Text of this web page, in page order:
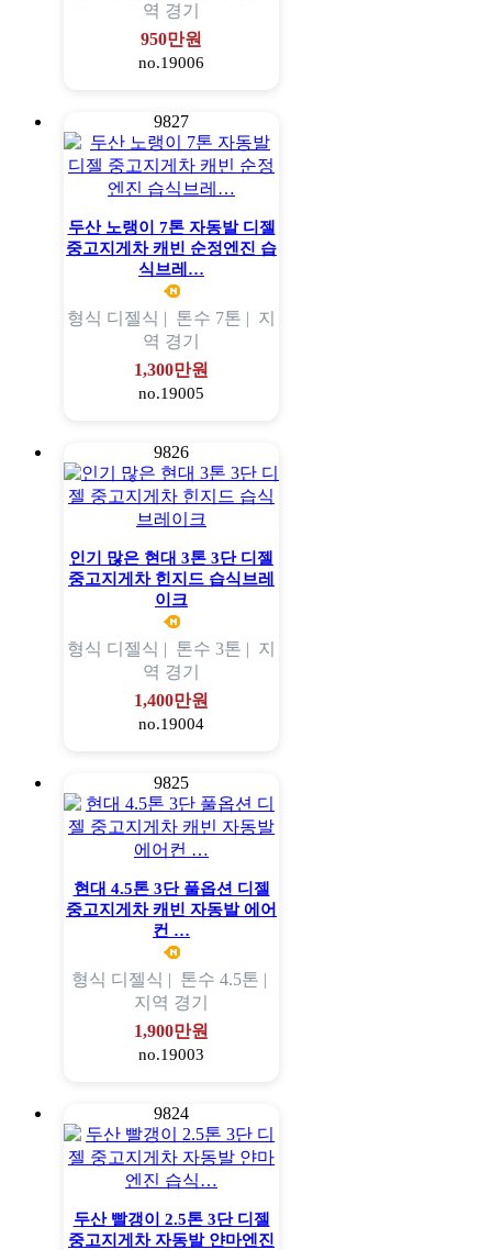
역 경기
950만원
no.19006
9827
두산 노랭이 7톤 자동발 디젤
중고지게차 캐빈 순정엔진 습
식브레…
형식 디젤식 | 톤수 7톤 | 지
역 경기
1,300만원
no.19005
9826
인기 많은 현대 3톤 3단 디젤
중고지게차 힌지드 습식브레
이크
형식 디젤식 | 톤수 3톤 | 지
역 경기
1,400만원
no.19004
9825
현대 4.5톤 3단 풀옵션 디젤
중고지게차 캐빈 자동발 에어
컨 …
형식 디젤식 | 톤수 4.5톤 |
지역 경기
1,900만원
no.19003
9824
두산 빨갱이 2.5톤 3단 디젤
중고지게차 자동발 얀마엔진